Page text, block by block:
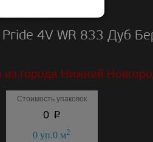
4V WR 833
4V WR 833 Дуб
из города Нижний
Стоимость упаковок
0 p
0 уп.0 м2